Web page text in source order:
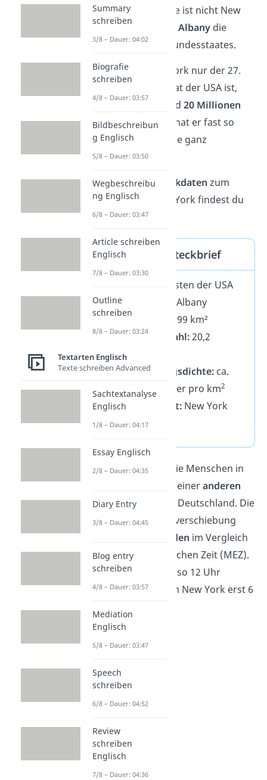
Interessanterweise ist nicht New
York City, sondernAlbany die
Hauptstadtdes Bundesstaates.
Auch wenn New York nur der 27.
größte Bundesstaat der USA ist,
beherbergt er rund20 Millionen
Menschen. Damit hat er fast so
viele Einwohner wie ganz
Australien!
Die wichtigsten
Eckdaten zum
Bundesstaat New York findest du
hier:
New York — Steckbrief
Nordosten der USA
Hauptstadt:
Albany
Fläche:
141.299 km²
Einwohnerzahl:20,2
Millionen
Bevölkerungsdichte: ca.
143 Einwohner pro km2
Größte Stadt: New York
City
Schon gewusst?
Die Menschen in
New York leben in eineranderen
Zeitzoneals wir in Deutschland. Die
Stadt hat eine Zeitverschiebung
minus 6 Stunden im Vergleich
zur Mitteleuropäischen Zeit (MEZ).
Wenn es bei uns also 12 Uhr
mittags ist, ist es in New York erst 6
New York —
Geographie
Summary
schreiben
3/8 – Dauer: 04:02
Biografie
schreiben
4/8 – Dauer: 03:57
Bildbeschreibun
g Englisch
5/8 – Dauer: 03:50
Wegbeschreibu
ng Englisch
6/8 – Dauer: 03:47
Article schreiben
Englisch
7/8 – Dauer: 03:30
Outline
schreiben
8/8 – Dauer: 03:24
Textarten Englisch
Texte schreiben Advanced
Sachtextanalyse
Englisch
1/8 – Dauer: 04:17
Essay Englisch
2/8 – Dauer: 04:35
Diary Entry
3/8 – Dauer: 04:45
Blog entry
schreiben
4/8 – Dauer: 03:57
Mediation
Englisch
5/8 – Dauer: 03:47
Speech
schreiben
6/8 – Dauer: 04:52
Review
schreiben
Englisch
7/8 – Dauer: 04:36